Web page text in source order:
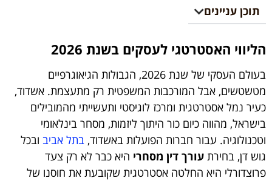
תוכן עניינים
הליווי האסטרטגי לעסקים בשנת 2026
בעולם העסקי של שנת 2026, הגבולות הגיאוגרפיים
מטשטשים, אבל המורכבות המשפטית רק מתעצמת. אשדוד,
כעיר נמל אסטרטגית ומרכז לוגיסטי ותעשייתי מהמובילים
בישראל, מהווה כיום כור היתוך ליזמות, מסחר בינלאומי
וטכנולוגיה. עבור חברות הפועלות באשדוד, בתל אביב ובכל
גוש דן, בחירת עורך דין מסחרי היא כבר לא רק צעד
פרוצדורלי היא החלטה אסטרטגית שקובעת את חוסנו של